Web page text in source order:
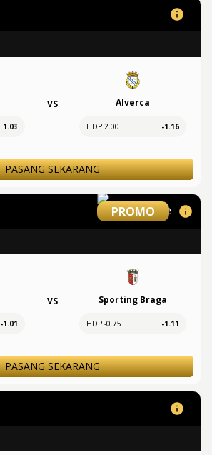
1.03
VS Alverca
HDP 2.00 -1.16
PASANG SEKARANG
PROMO
-1.01
VS Sporting Braga
HDP -0.75 -1.11
PASANG SEKARANG